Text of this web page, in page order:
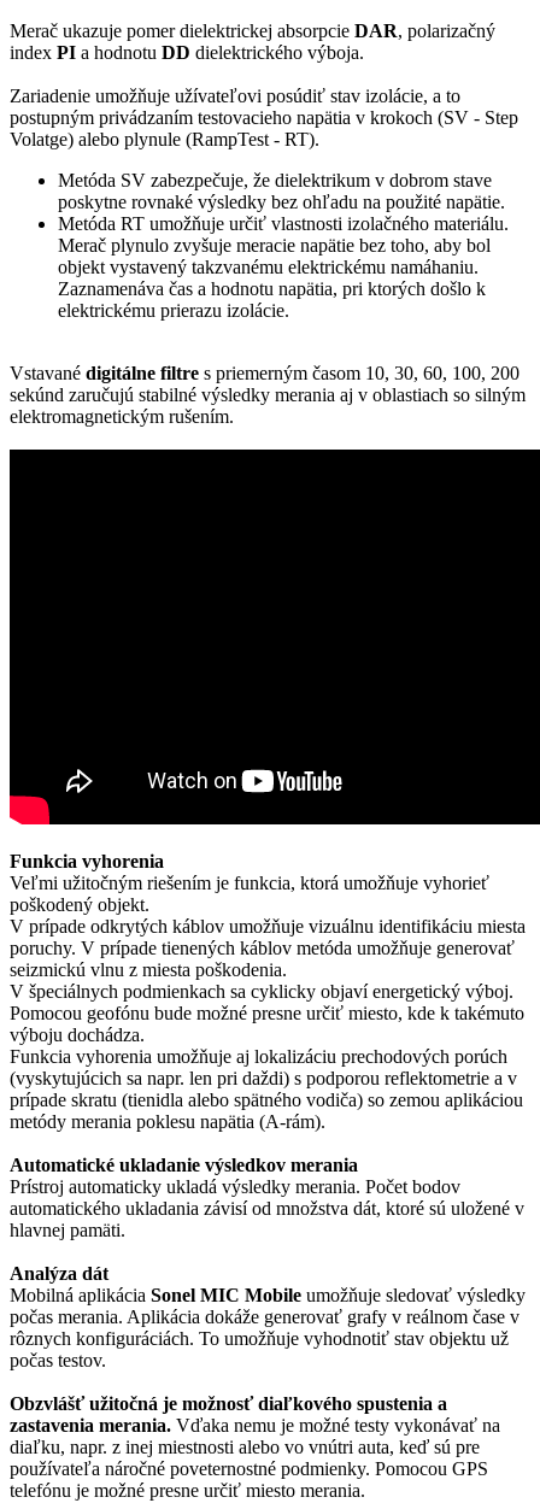
Merač ukazuje pomer dielektrickej absorpcie DAR, polarizačný
index PI a hodnotu DD dielektrického výboja.
Zariadenie umožňuje užívateľovi posúdiť stav izolácie, a to
postupným privádzaním testovacieho napätia v krokoch (SV - Step
Volatge) alebo plynule (RampTest - RT).
Metóda SV zabezpečuje, že dielektrikum v dobrom stave
poskytne rovnaké výsledky bez ohľadu na použité napätie.
Metóda RT umožňuje určiť vlastnosti izolačného materiálu.
Merač plynulo zvyšuje meracie napätie bez toho, aby bol
objekt vystavený takzvanému elektrickému namáhaniu.
Zaznamenáva čas a hodnotu napätia, pri ktorých došlo k
elektrickému prierazu izolácie.
Vstavané digitálne filtre s priemerným časom 10, 30, 60, 100, 200
sekúnd zaručujú stabilné výsledky merania aj v oblastiach so silným
elektromagnetickým rušením.
Funkcia vyhorenia
Veľmi užitočným riešením je funkcia, ktorá umožňuje vyhorieť
poškodený objekt.
V prípade odkrytých káblov umožňuje vizuálnu identifikáciu miesta
poruchy. V prípade tienených káblov metóda umožňuje generovať
seizmickú vlnu z miesta poškodenia.
V špeciálnych podmienkach sa cyklicky objaví energetický výboj.
Pomocou geofónu bude možné presne určiť miesto, kde k takémuto
výboju dochádza.
Funkcia vyhorenia umožňuje aj lokalizáciu prechodových porúch
(vyskytujúcich sa napr. len pri daždi) s podporou reflektometrie a v
prípade skratu (tienidla alebo spätného vodiča) so zemou aplikáciou
metódy merania poklesu napätia (A-rám).
Automatické ukladanie výsledkov merania
Prístroj automaticky ukladá výsledky merania. Počet bodov
automatického ukladania závisí od množstva dát, ktoré sú uložené v
hlavnej pamäti.
Analýza dát
Mobilná aplikácia Sonel MIC Mobile umožňuje sledovať výsledky
počas merania. Aplikácia dokáže generovať grafy v reálnom čase v
rôznych konfiguráciách. To umožňuje vyhodnotiť stav objektu už
počas testov.
Obzvlášť užitočná je možnosť diaľkového spustenia a
zastavenia merania. Vďaka nemu je možné testy vykonávať na
diaľku, napr. z inej miestnosti alebo vo vnútri auta, keď sú pre
používateľa náročné poveternostné podmienky. Pomocou GPS
telefónu je možné presne určiť miesto merania.